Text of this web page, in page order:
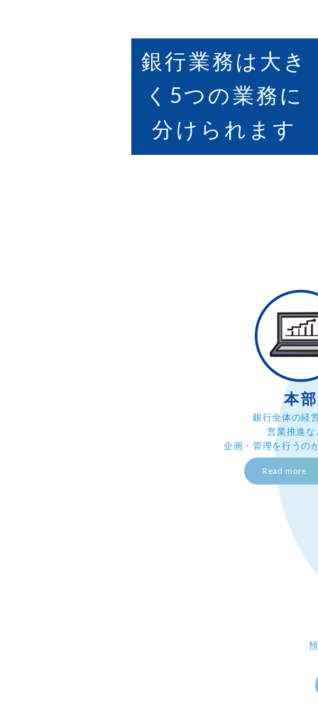
銀行業務は大き
く5つの業務に
分けられます
本部
銀行全体の経
営業推進な
企画・管理を行うの
Read more